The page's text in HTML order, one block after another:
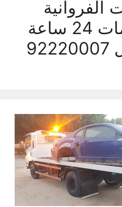
بأقوى الخدمات 24 ساعة